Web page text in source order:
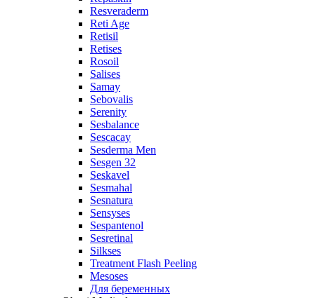
Resveraderm
Reti Age
Retisil
Retises
Rosoil
Salises
Samay
Sebovalis
Serenity
Sesbalance
Sescacay
Sesderma Men
Sesgen 32
Seskavel
Sesmahal
Sesnatura
Sensyses
Sespantenol
Sesretinal
Silkses
Treatment Flash Peeling
Mesoses
Для беременных